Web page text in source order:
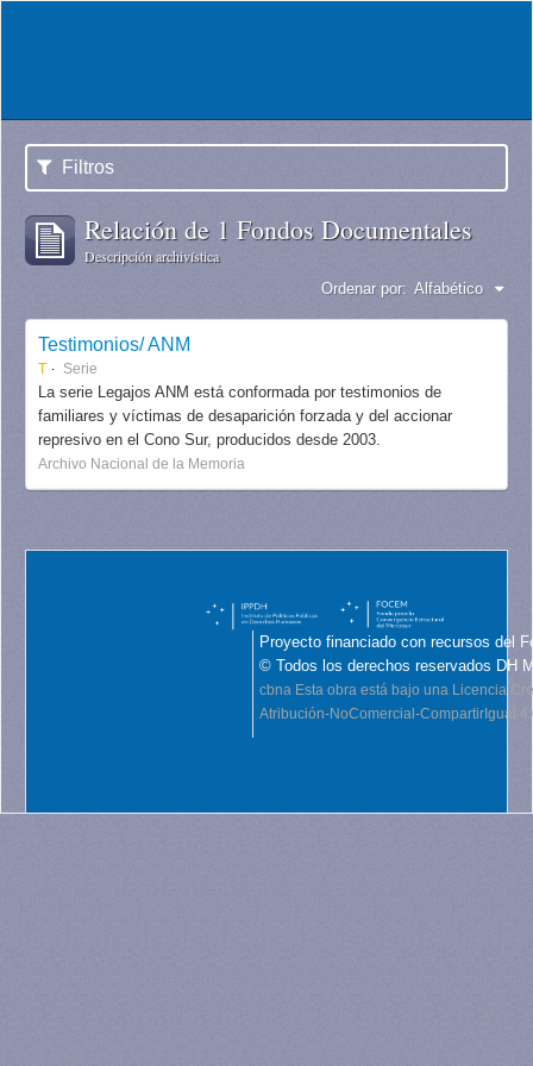
Filtros
Relación de 1 Fondos Documentales
Descripción archivística
Ordenar por: Alfabético
Testimonios/ ANM
T Serie
La serie Legajos ANM está conformada por testimonios de
familiares y víctimas de desaparición forzada y del accionar
represivo en el Cono Sur, producidos desde 2003.
Archivo Nacional de la Memoria
Proyecto financiado con recursos del
© Todos los derechos reservados DH
cbna Esta obra está bajo una Licencia
Atribución-NoComercial-CompartirIgual